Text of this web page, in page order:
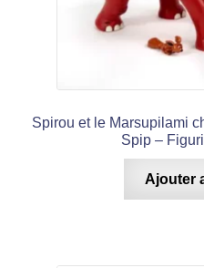
Spirou et le Marsupilami
Spip –
Ajouter